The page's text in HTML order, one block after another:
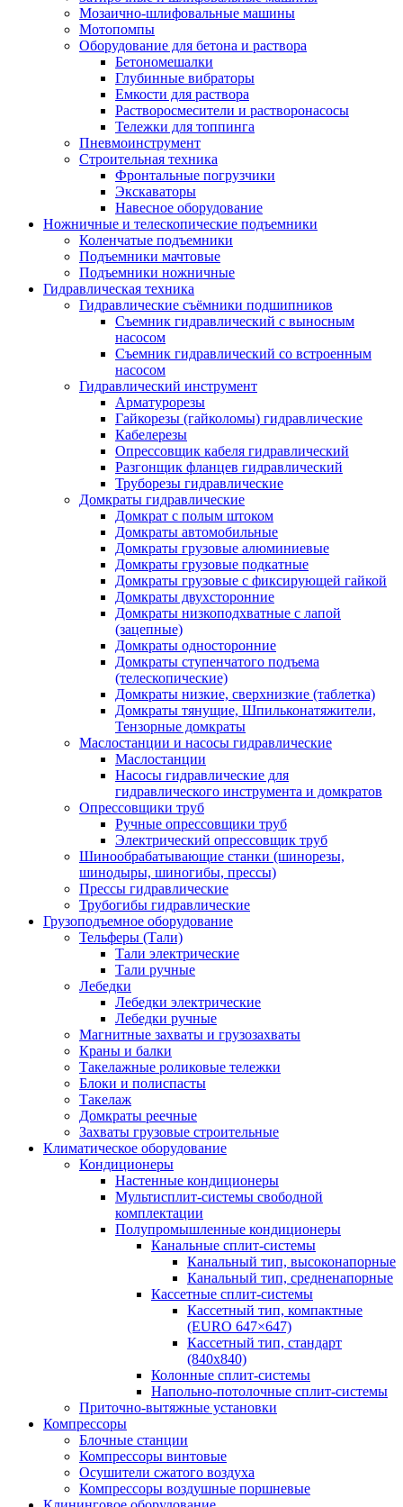
Мозаично-шлифовальные машины
Мотопомпы
Оборудование для бетона и раствора
Бетономешалки
Глубинные вибраторы
Емкости для раствора
Растворосмесители и растворонасосы
Тележки для топпинга
Пневмоинструмент
Строительная техника
Фронтальные погрузчики
Экскаваторы
Навесное оборудование
Ножничные и телескопические подъемники
Коленчатые подъемники
Подъемники мачтовые
Подъемники ножничные
Гидравлическая техника
Гидравлические съёмники подшипников
Съемник гидравлический с выносным
насосом
Съемник гидравлический со встроенным
насосом
Гидравлический инструмент
Арматурорезы
Гайкорезы (гайколомы) гидравлические
Кабелерезы
Опрессовщик кабеля гидравлический
Разгонщик фланцев гидравлический
Труборезы гидравлические
Домкраты гидравлические
Домкрат с полым штоком
Домкраты автомобильные
Домкраты грузовые алюминиевые
Домкраты грузовые подкатные
Домкраты грузовые с фиксирующей гайкой
Домкраты двухсторонние
Домкраты низкоподхватные с лапой
(зацепные)
Домкраты односторонние
Домкраты ступенчатого подъема
(телескопические)
Домкраты низкие, сверхнизкие (таблетка)
Домкраты тянущие, Шпильконатяжители,
Тензорные домкраты
Маслостанции и насосы гидравлические
Маслостанции
Насосы гидравлические для
гидравлического инструмента и домкратов
Опрессовщики труб
Ручные опрессовщики труб
Электрический опрессовщик труб
Шинообрабатывающие станки (шинорезы,
шинодыры, шиногибы, прессы)
Прессы гидравлические
Трубогибы гидравлические
Грузоподъемное оборудование
Тельферы (Тали)
Тали электрические
Тали ручные
Лебедки
Лебедки электрические
Лебедки ручные
Магнитные захваты и грузозахваты
Краны и балки
Такелажные роликовые тележки
Блоки и полиспасты
Такелаж
Домкраты реечные
Захваты грузовые строительные
Климатическое оборудование
Кондиционеры
Настенные кондиционеры
Мультисплит-системы свободной
комплектации
Полупромышленные кондиционеры
Канальные сплит-системы
Канальный тип, высоконапорные
Канальный тип, средненапорные
Кассетные сплит-системы
Кассетный тип, компактные
(EURO 647×647)
Кассетный тип, стандарт
(840х840)
Колонные сплит-системы
Напольно-потолочные сплит-системы
Приточно-вытяжные установки
Компрессоры
Блочные станции
Компрессоры винтовые
Осушители сжатого воздуха
Компрессоры воздушные поршневые